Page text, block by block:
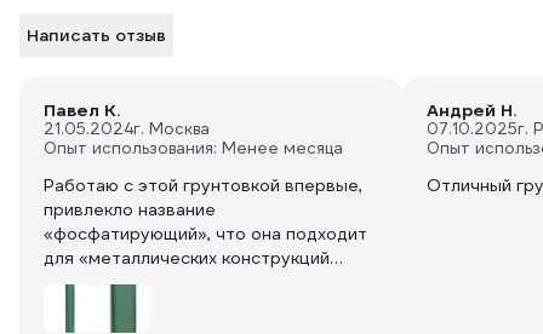
Написать отзыв
Павел К.
21.05.2024г. Москва
Опыт использования: Менее месяца
Работаю с этой грунтовкой впервые,
привлекло название
«фосфатирующий», что она подходит
для «металлических конструкций
ответственного назначения» и даже
Андрей Н.
07.10.2025г.
Опыт
Отличный